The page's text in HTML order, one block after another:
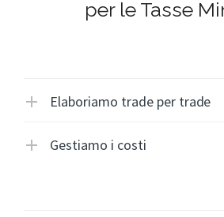
per le Tasse
Elaboriamo trade per trade
Gestiamo i costi